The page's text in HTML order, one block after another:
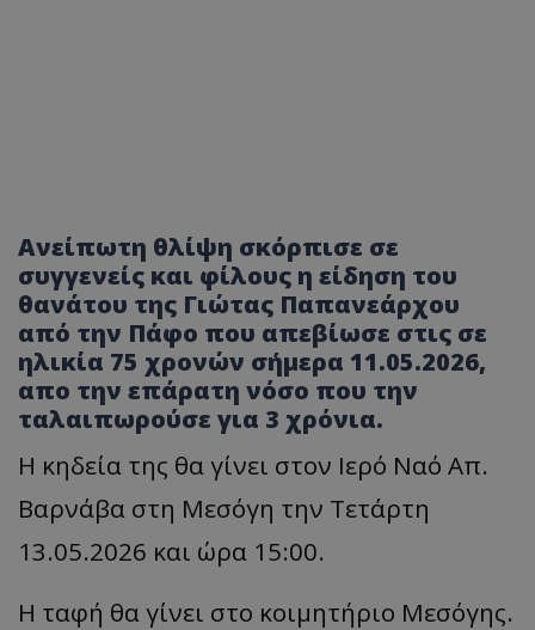
Ανείπωτη θλίψη σκόρπισε σε
συγγενείς και φίλους η είδηση του
θανάτου της Γιώτας Παπανεάρχου
από την Πάφο που απεβίωσε στις σε
ηλικία 75 χρονών σήμερα 11.05.2026,
απο την επάρατη νόσο που την
ταλαιπωρούσε για 3 χρόνια.
Η κηδεία της θα γίνει στον Ιερό Ναό Απ.
Βαρνάβα στη Μεσόγη την Τετάρτη
13.05.2026 και ώρα 15:00.
Η ταφή θα γίνει στο κοιμητήριο Μεσόγης.